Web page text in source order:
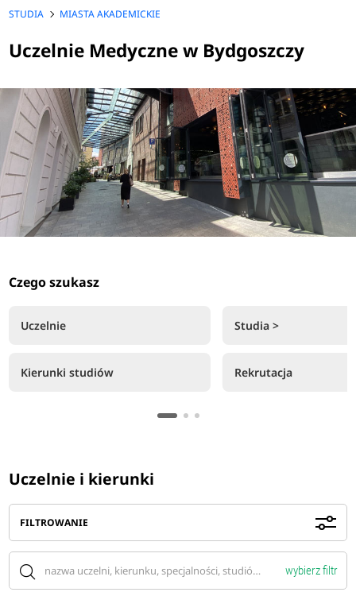
STUDIA MIASTA AKADEMICKIE
Uczelnie Medyczne w Bydgoszczy
Czego szukasz
Uczelnie
Kierunki studiów
Studia >
Rekrutacja
Uczelnie i kierunki
FILTROWANIE
wybierz filtr